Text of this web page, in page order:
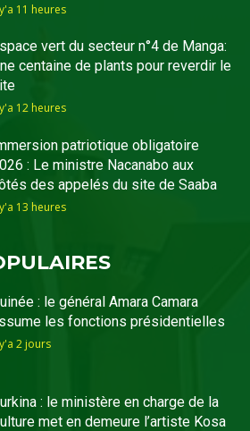
11 heures
vert du secteur n°4 de Manga:
centaine de plants pour reverdir le
12 heures
patriotique obligatoire
: Le ministre Nacanabo aux
des appelés du site de Saaba
13 heures
: le général Amara Camara
les fonctions présidentielles
2 jours
: le ministère en charge de la
met en demeure l’artiste Kosa